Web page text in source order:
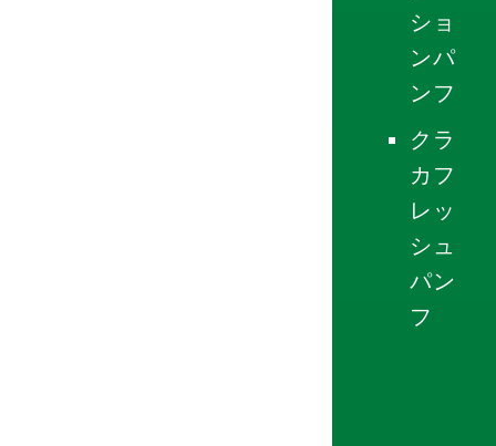
ショ
ンパ
ンフ
クラ
カフ
レッ
シュ
パン
フ